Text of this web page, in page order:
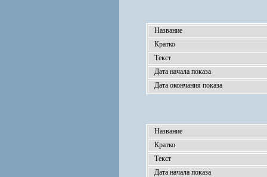
Название
Кратко
Текст
Дата начала показа
Дата окончания показа
Название
Кратко
Текст
Дата начала показа